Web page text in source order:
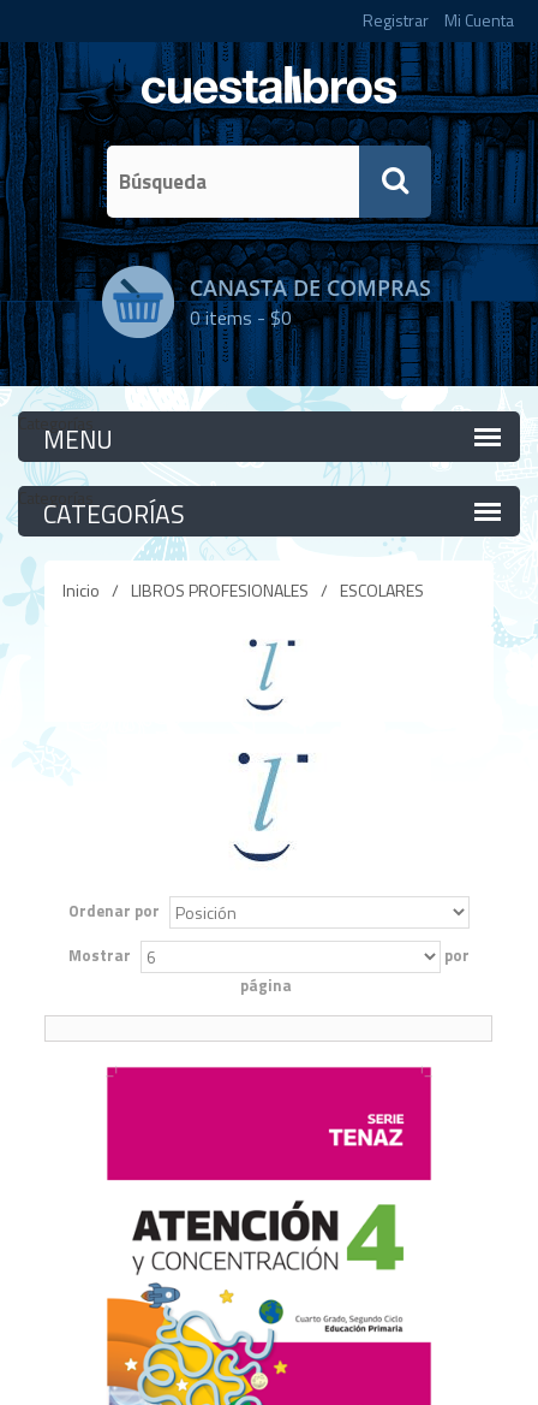
Registrar Mi Cuenta
CANASTA DE COMPRAS
0items -$0
Categorías
Categorías
Inicio / LIBROS PROFESIONALES / ESCOLARES
Ordenar por
Mostrar
por
página